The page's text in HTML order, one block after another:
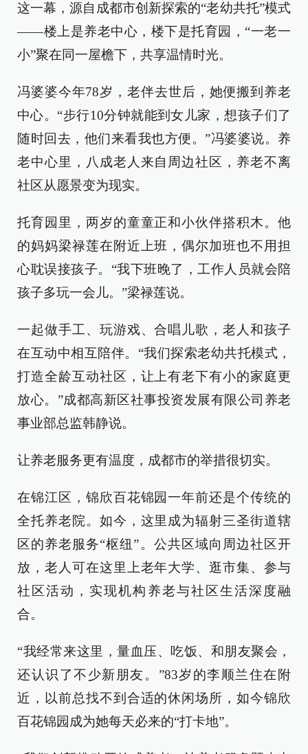
这一幕，源自成都市创新探索的“老幼共托”模式
——楼上是养老中心，楼下是托育园，“一老一
小”聚在同一屋檐下，共享温情时光。
冯婆婆今年78岁，老伴去世后，她便搬到养老
中心。“步行10分钟就能到女儿家，想孩子们了
随时回去，他们来看我也方便。”冯婆婆说。养
老中心里，八成老人来自周边社区，养老不离
社区从愿景变为现实。
托育园里，两岁的童童正和小伙伴搭积木。他
的妈妈梁禄莲在附近上班，偶尔加班也不用担
心耽误接孩子。“我下班晚了，工作人员就会陪
孩子多玩一会儿。”梁禄莲说。
一起做手工、玩游戏、合唱儿歌，老人和孩子
在互动中相互陪伴。“我们探索老幼共托模式，
打造全龄互动社区，让上有老下有小的家庭更
放心。”成都高新区社事投资发展有限公司养老
事业部总监韩静说。
让养老服务更有温度，成都市的举措很切实。
在锦江区，锦欣百花锦园一年前还是个传统的
全托养老院。如今，这里成为辐射三圣街道辖
区的养老服务“枢纽”。公共区域向周边社区开
放，老人可在这里上老年大学、逛市集、参与
社区活动，实现机构养老与社区生活深度融
合。
“我经常来这里，量血压、吃饭、和朋友聚会，
还认识了不少新朋友。”83岁的李顺兰住在附
近，以前总找不到合适的休闲场所，如今锦欣
百花锦园成为她每天必来的“打卡地”。